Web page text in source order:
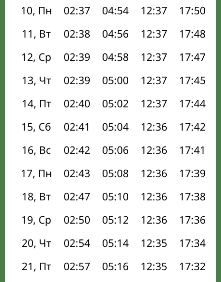
10, Пн
02:37 04:54 12:37 17:50
11, Вт
02:38 04:56 12:37 17:48
12, Ср
02:39 04:58 12:37 17:47
13, Чт
02:39 05:00 12:37 17:45
14, Пт
02:40 05:02 12:37 17:44
15, Сб
02:41 05:04 12:36 17:42
16, Вс
02:42 05:06 12:36 17:41
17, Пн
02:43 05:08 12:36 17:39
18, Вт
02:47 05:10 12:36 17:38
19, Ср
02:50 05:12 12:36 17:36
20, Чт
02:54 05:14 12:35 17:34
21, Пт
02:57 05:16 12:35 17:32